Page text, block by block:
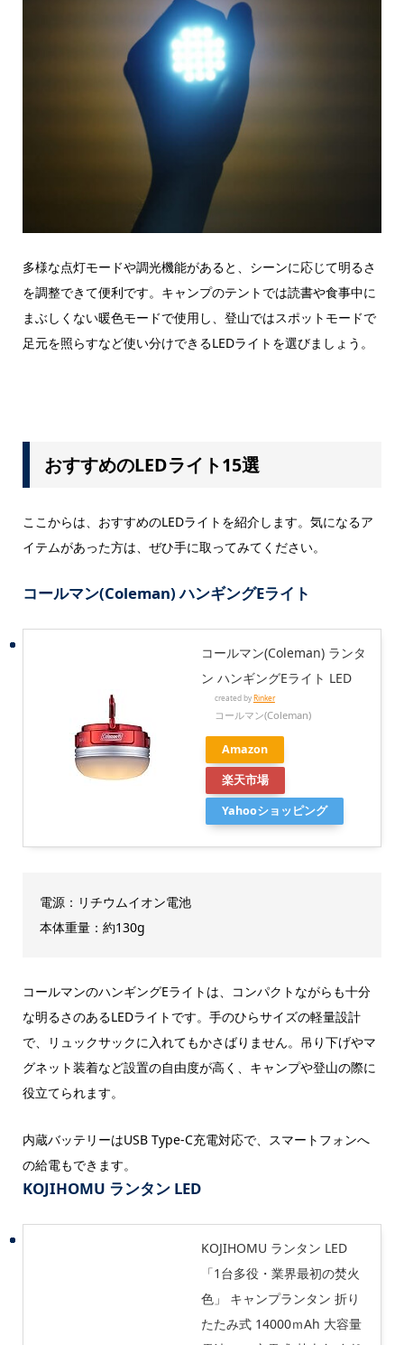
多様な点灯モードや調光機能があると、シーンに応じて明るさ
を調整できて便利です。キャンプのテントでは読書や食事中に
まぶしくない暖色モードで使用し、登山ではスポットモードで
足元を照らすなど使い分けできるLEDライトを選びましょう。
おすすめのLEDライト15選
ここからは、おすすめのLEDライトを紹介します。気になるア
イテムがあった方は、ぜひ手に取ってみてください。
コールマン(Coleman) ハンギングEライト
コールマン(Coleman) ランタ
ン ハンギングEライト LED
created byRinker
コールマン(Coleman)
Amazon
楽天市場
Yahooショッピング
電源：リチウムイオン電池
本体重量：約130g
コールマンのハンギングEライトは、コンパクトながらも十分
な明るさのあるLEDライトです。手のひらサイズの軽量設計
で、リュックサックに入れてもかさばりません。吊り下げやマ
グネット装着など設置の自由度が高く、キャンプや登山の際に
役立てられます。
内蔵バッテリーはUSB Type-C充電対応で、スマートフォンへ
の給電もできます。
KOJIHOMU ランタン LED
KOJIHOMU ランタン LED
「1台多役・業界最初の焚火
色」 キャンプランタン 折り
たたみ式 14000ｍAh 大容量